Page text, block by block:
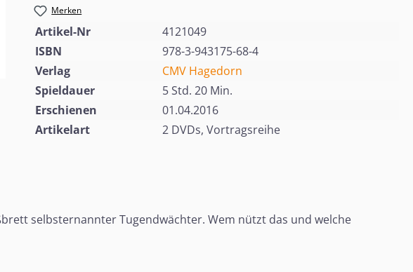
Merken
Artikel-Nr
4121049
ISBN
978-3-943175-68-4
Verlag
CMV Hagedorn
Spieldauer
5 Std. 20 Min.
Erschienen
01.04.2016
Artikelart
2 DVDs, Vortragsreihe
selbsternannter Tugendwächter. Wem nützt das und welche